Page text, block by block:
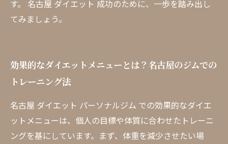
す。 名古屋 ダイエット 成功のために、一歩を踏み出し
てみましょう。
効果的なダイエットメニューとは？名古屋のジムでの
トレーニング法
名古屋 ダイエット パーソナルジム での効果的なダイエ
ットメニューは、個人の目標や体質に合わせたトレーニ
ングを基にしています。まず、体重を減少させたい場